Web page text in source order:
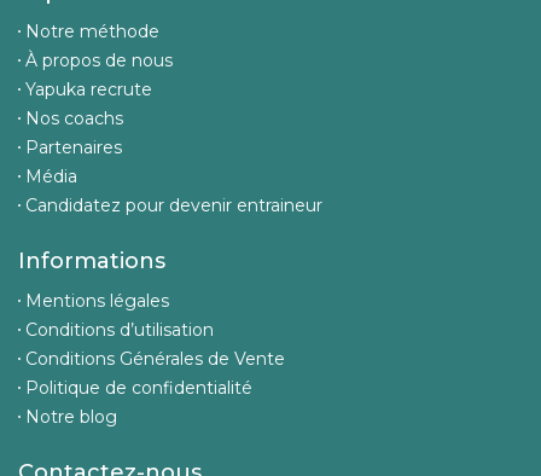
Notre méthode
À propos de nous
Yapuka recrute
Nos coachs
Partenaires
Média
Candidatez pour devenir entraineur
Informations
Mentions légales
Conditions d’utilisation
Conditions Générales de Vente
Politique de confidentialité
Notre blog